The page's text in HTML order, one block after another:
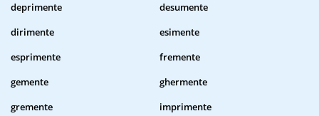
deprimente
desumente
dirimente
esimente
esprimente
fremente
gemente
ghermente
gremente
imprimente